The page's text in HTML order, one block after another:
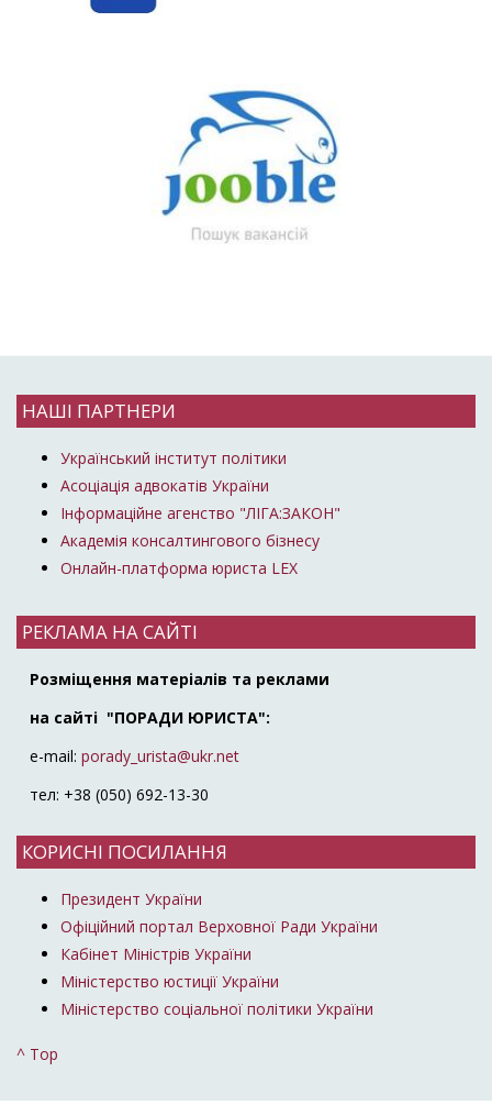
НАШІ ПАРТНЕРИ
Український інститут політики
Асоціація адвокатів України
Інформаційне агенство "ЛІГА:ЗАКОН"
Академія консалтингового бізнесу
Онлайн-платформа юриста LEX
РЕКЛАМА НА САЙТІ
Розміщення матеріалів та реклами
на сайті "ПОРАДИ ЮРИСТА":
e-mail: porady_urista@ukr.net
тел: +38 (050) 692-13-30
КОРИСНІ ПОСИЛАННЯ
Президент України
Офіційний портал Верховної Ради України
Кабінет Міністрів України
Міністерство юстиції України
Міністерство соціальної політики України
^ Top